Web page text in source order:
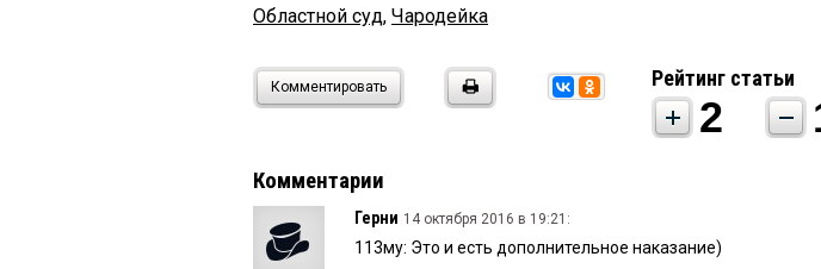
Областной суд, Чародейка
Комментировать Рейтинг статьи
2
Комментарии
Герни 14 октября 2016 в 19:21:
113му: Это и есть дополнительное наказание)